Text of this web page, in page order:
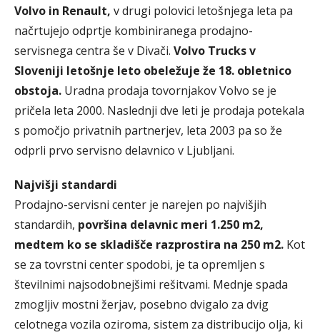
Volvo in Renault, v drugi polovici letošnjega leta pa
načrtujejo odprtje kombiniranega prodajno-
servisnega centra še v Divači. Volvo Trucks v
Sloveniji letošnje leto obeležuje že 18. obletnico
obstoja. Uradna prodaja tovornjakov Volvo se je
pričela leta 2000. Naslednji dve leti je prodaja potekala
s pomočjo privatnih partnerjev, leta 2003 pa so že
odprli prvo servisno delavnico v Ljubljani.
Najvišji standardi
Prodajno-servisni center je narejen po najvišjih
standardih, površina delavnic meri 1.250 m2,
medtem ko se skladišče razprostira na 250 m2. Kot
se za tovrstni center spodobi, je ta opremljen s
številnimi najsodobnejšimi rešitvami. Mednje spada
zmogljiv mostni žerjav, posebno dvigalo za dvig
celotnega vozila oziroma, sistem za distribucijo olja, ki